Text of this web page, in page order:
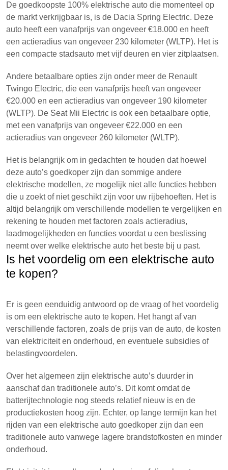
De goedkoopste 100% elektrische auto die momenteel op
de markt verkrijgbaar is, is de Dacia Spring Electric. Deze
auto heeft een vanafprijs van ongeveer €18.000 en heeft
een actieradius van ongeveer 230 kilometer (WLTP). Het is
een compacte stadsauto met vijf deuren en vier zitplaatsen.
Andere betaalbare opties zijn onder meer de Renault
Twingo Electric, die een vanafprijs heeft van ongeveer
€20.000 en een actieradius van ongeveer 190 kilometer
(WLTP). De Seat Mii Electric is ook een betaalbare optie,
met een vanafprijs van ongeveer €22.000 en een
actieradius van ongeveer 260 kilometer (WLTP).
Het is belangrijk om in gedachten te houden dat hoewel
deze auto’s goedkoper zijn dan sommige andere
elektrische modellen, ze mogelijk niet alle functies hebben
die u zoekt of niet geschikt zijn voor uw rijbehoeften. Het is
altijd belangrijk om verschillende modellen te vergelijken en
rekening te houden met factoren zoals actieradius,
laadmogelijkheden en functies voordat u een beslissing
neemt over welke elektrische auto het beste bij u past.
Is het voordelig om een elektrische auto
te kopen?
Er is geen eenduidig antwoord op de vraag of het voordelig
is om een elektrische auto te kopen. Het hangt af van
verschillende factoren, zoals de prijs van de auto, de kosten
van elektriciteit en onderhoud, en eventuele subsidies of
belastingvoordelen.
Over het algemeen zijn elektrische auto’s duurder in
aanschaf dan traditionele auto’s. Dit komt omdat de
batterijtechnologie nog steeds relatief nieuw is en de
productiekosten hoog zijn. Echter, op lange termijn kan het
rijden van een elektrische auto goedkoper zijn dan een
traditionele auto vanwege lagere brandstofkosten en minder
onderhoud.